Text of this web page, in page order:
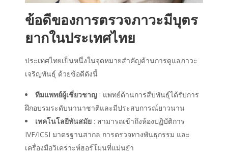
ข้อดีของการตรวจภาวะมีบุตร
ยากในประเทศไทย
ประเทศไทยเป็นหนึ่งในจุดหมายสำคัญด้านการดูแลภาวะ
เจริญพันธุ์ ด้วยข้อดีดังนี้
ทีมแพทย์ผู้เชี่ยวชาญ : แพทย์ด้านการสืบพันธุ์ได้รับการ
ฝึกอบรมระดับนานาชาติและมีประสบการณ์ยาวนาน
เทคโนโลยีทันสมัย : สามารถเข้าถึงห้องปฏิบัติการ
IVF/ICSI มาตรฐานสากล การตรวจทางพันธุกรรม และ
เครื่องมือวิเคราะห์ฮอร์โมนที่แม่นยำ